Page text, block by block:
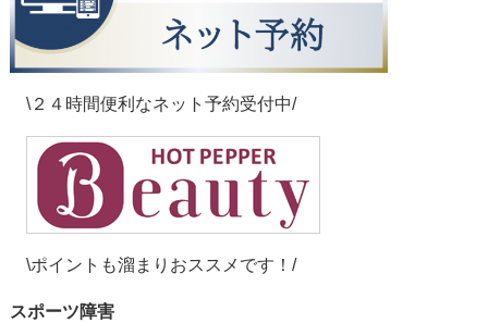
\２４時間便利なネット予約受付中/
\ポイントも溜まりおススメです！/
スポーツ障害